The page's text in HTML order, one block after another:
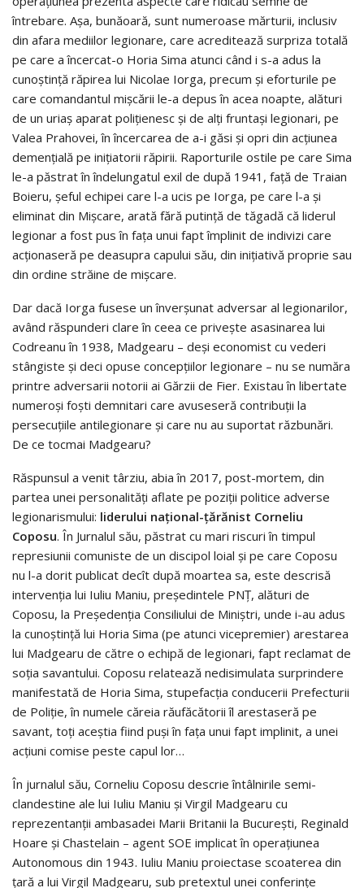
întrebare. Așa, bunăoară, sunt numeroase mărturii, inclusiv
din afara mediilor legionare, care acreditează surpriza totală
pe care a încercat-o Horia Sima atunci când i s-a adus la
cunoștință răpirea lui Nicolae Iorga, precum și eforturile pe
care comandantul mișcării le-a depus în acea noapte, alături
de un uriaș aparat polițienesc și de alți fruntași legionari, pe
Valea Prahovei, în încercarea de a-i găsi și opri din acțiunea
demențială pe inițiatorii răpirii. Raporturile ostile pe care Sima
le-a păstrat în îndelungatul exil de după 1941, față de Traian
Boieru, șeful echipei care l-a ucis pe Iorga, pe care l-a și
eliminat din Mișcare, arată fără putință de tăgadă că liderul
legionar a fost pus în fața unui fapt împlinit de indivizi care
acționaseră pe deasupra capului său, din inițiativă proprie sau
din ordine străine de mișcare.
Dar dacă Iorga fusese un înverșunat adversar al legionarilor,
având răspunderi clare în ceea ce privește asasinarea lui
Codreanu în 1938, Madgearu – deși economist cu vederi
stângiste și deci opuse concepțiilor legionare – nu se număra
printre adversarii notorii ai Gărzii de Fier. Existau în libertate
numeroși foști demnitari care avuseseră contribuții la
persecuțiile antilegionare și care nu au suportat răzbunări.
De ce tocmai Madgearu?
Răspunsul a venit târziu, abia în 2017, post-mortem, din
partea unei personalități aflate pe poziții politice adverse
legionarismului: liderului național-țărănist Corneliu
Coposu. În Jurnalul său, păstrat cu mari riscuri în timpul
represiunii comuniste de un discipol loial și pe care Coposu
nu l-a dorit publicat decît după moartea sa, este descrisă
intervenția lui Iuliu Maniu, președintele PNȚ, alături de
Coposu, la Președenția Consiliului de Miniștri, unde i-au adus
la cunoștință lui Horia Sima (pe atunci vicepremier) arestarea
lui Madgearu de către o echipă de legionari, fapt reclamat de
soția savantului. Coposu relatează nedisimulata surprindere
manifestată de Horia Sima, stupefacția conducerii Prefecturii
de Poliție, în numele căreia răufăcătorii îl arestaseră pe
savant, toți aceștia fiind puși în fața unui fapt implinit, a unei
acțiuni comise peste capul lor…
În jurnalul său, Corneliu Coposu descrie întâlnirile semi-
clandestine ale lui Iuliu Maniu și Virgil Madgearu cu
reprezentanții ambasadei Marii Britanii la Bucureşti, Reginald
Hoare şi Chastelain – agent SOE implicat în operaţiunea
Autonomous din 1943. Iuliu Maniu proiectase scoaterea din
țară a lui Virgil Madgearu, sub pretextul unei conferinţe